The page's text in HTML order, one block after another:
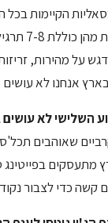
הקיימות בכל
בארבע
על מהירות,
אנחנו לא
לא עושים
שאוהבים
בפייטינג
קשה כדי לצבור